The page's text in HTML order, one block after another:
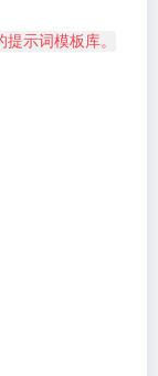
示词模板库。